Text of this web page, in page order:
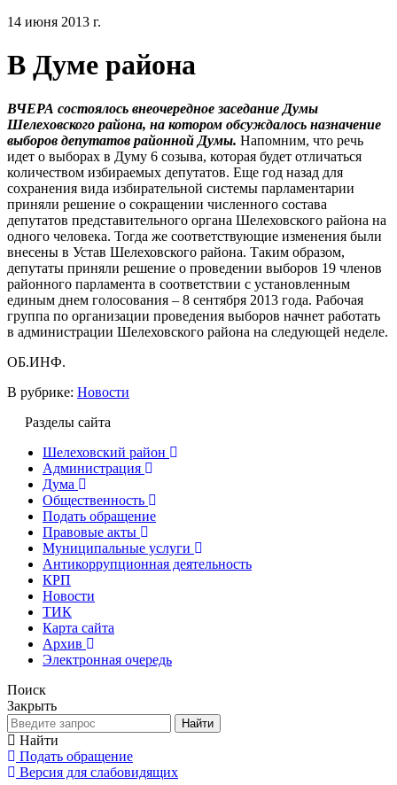
14 июня 2013 г.
В Думе района
ВЧЕРА состоялось внеочередное заседание Думы
Шелеховского района, на котором обсуждалось назначение
выборов депутатов районной Думы. Напомним, что речь
идет о выборах в Думу 6 созыва, которая будет отличаться
количеством избираемых депутатов. Еще год назад для
сохранения вида избирательной системы парламентарии
приняли решение о сокращении численного состава
депутатов представительного органа Шелеховского района на
одного человека. Тогда же соответствующие изменения были
внесены в Устав Шелеховского района. Таким образом,
депутаты приняли решение о проведении выборов 19 членов
районного парламента в соответствии с установленным
единым днем голосования – 8 сентября 2013 года. Рабочая
группа по организации проведения выборов начнет работать
в администрации Шелеховского района на следующей неделе.
ОБ.ИНФ.
В рубрике: Новости
Разделы сайта
Шелеховский район
Администрация
Дума
Общественность
Подать обращение
Правовые акты
Муниципальные услуги
Антикоррупционная деятельность
КРП
Новости
ТИК
Карта сайта
Архив
Электронная очередь
Поиск
Закрыть
Найти
Найти
Подать обращение
Версия для слабовидящих